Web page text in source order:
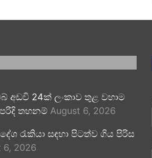
අඩවි 24ක් ලංකාව තුළ වහාම
තහනම් August 6, 2026
රැකියා සඳහා පිටත්ව ගිය පිරිස
6, 2026